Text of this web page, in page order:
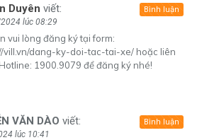
Duyên viết:
lúc 08:29
vui lòng đăng ký tại form:
vill.vn/dang-ky-doi-tac-tai-xe/ hoặc liên
1900.9079 để đăng ký nhé!
Bình luận
VĂN DÀO viết:
lúc 10:41
Bình luận